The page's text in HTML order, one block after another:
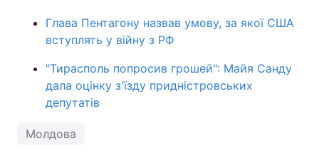
Глава Пентагону назвав умову, за якої США
вступлять у війну з РФ
"Тирасполь попросив грошей": Майя Санду
дала оцінку з'їзду придністровських
депутатів
Молдова